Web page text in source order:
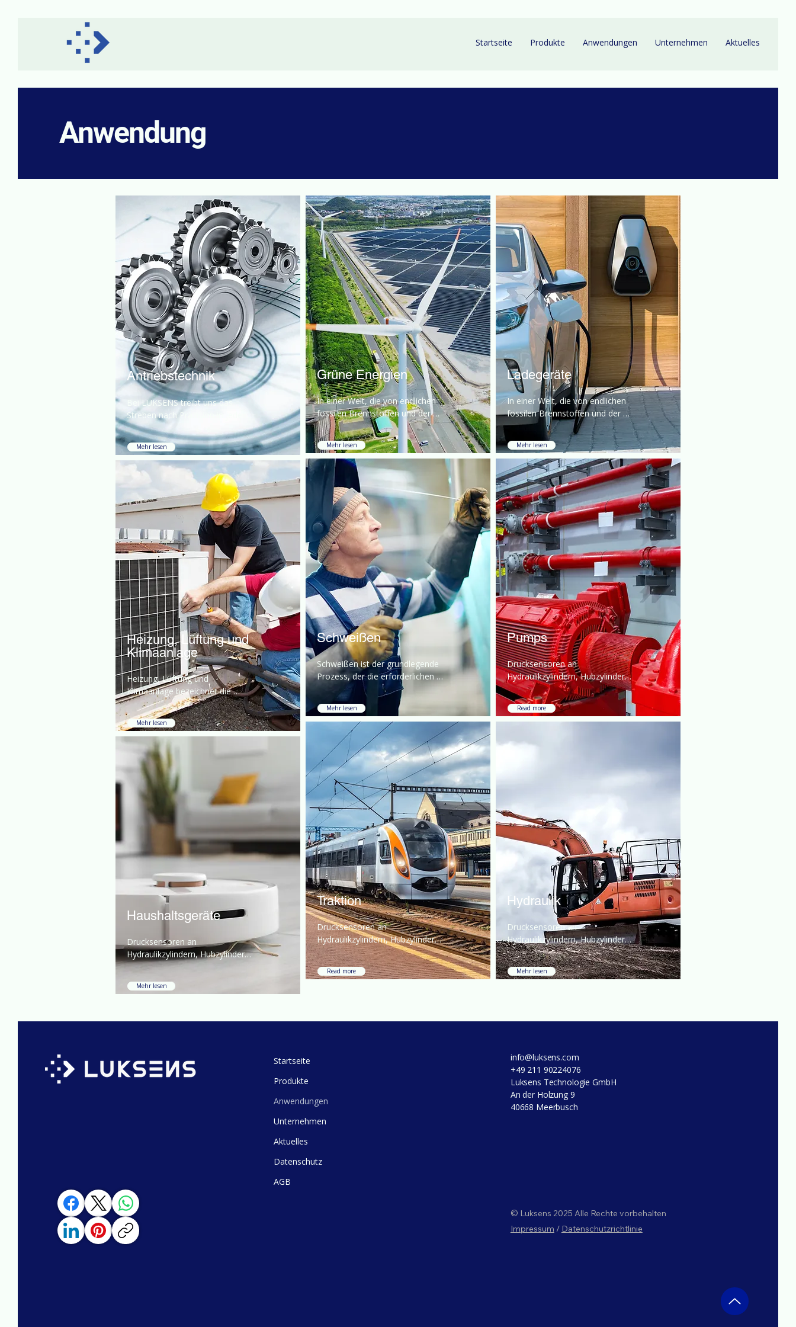
Startseite Produkte Anwendungen Unternehmen Aktuelles
Anwendung
Antriebstechnik
Bei LUKSENS treibt uns das
Streben nach Präzision in jeder
Bewegung an.
Mehr lesen
Heizung, Lüftung und
Klimaanlage
Heizung, Lüftung und
Klimaanlage bezeichnet die
Systeme, die zur Steuerung der
Mehr lesen
Haushaltsgeräte
Drucksensoren an
Hydraulikzylindern, Hubzylindern
und Ventilblöcken sind für die
Überwachung unerlässlich.
Mehr lesen
Grüne Energien
In einer Welt, die von endlichen
fossilen Brennstoffen und der
dringenden Notwendigkeit, den
Klimawandel zu bekämpfen,
geprägt ist,
Mehr lesen
Schweißen
Schweißen ist der grundlegende
Prozess, der die erforderlichen
starken, dauerhaften und
zuverlässigen
Metallverbindungen erzeugt.
Mehr lesen
Traktion
Drucksensoren an
Hydraulikzylindern, Hubzylindern
und Ventilblöcken sind für die
Überwachung unerlässlich.
Read more
Ladegeräte
In einer Welt, die von endlichen
fossilen Brennstoffen und der
dringenden Notwendigkeit, den
Klimawandel zu bekämpfen,
geprägt ist,
Mehr lesen
Pumps
Drucksensoren an
Hydraulikzylindern, Hubzylindern
und Ventilblöcken sind für die
Überwachung unerlässlich.
Read more
Hydraulik
Drucksensoren an
Hydraulikzylindern, Hubzylindern
und Ventilblöcken sind für die
Überwachung unerlässlich.
Mehr lesen
Startseite
Produkte
Anwendungen
Unternehmen
Aktuelles
Datenschutz
AGB
info@luksens.com
+49 211 90224076
Luksens Technologie GmbH
An der Holzung 9
40668 Meerbusch
© Luksens 2025 Alle Rechte vorbehalten
Impressum / Datenschutzrichtlinie